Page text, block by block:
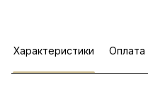
Характеристики Оплата